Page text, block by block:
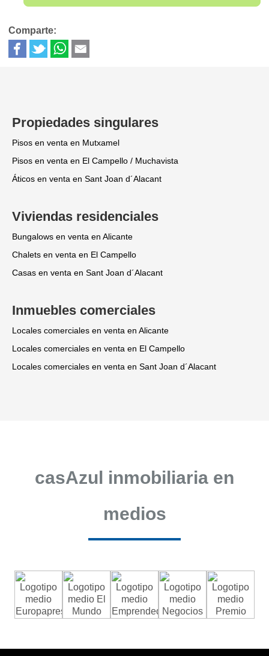
Comparte:
Propiedades singulares
Pisos en venta en Mutxamel
Pisos en venta en El Campello / Muchavista
Áticos en venta en Sant Joan d´Alacant
Viviendas residenciales
Bungalows en venta en Alicante
Chalets en venta en El Campello
Casas en venta en Sant Joan d´Alacant
Inmuebles comerciales
Locales comerciales en venta en Alicante
Locales comerciales en venta en El Campello
Locales comerciales en venta en Sant Joan d´Alacant
casAzul inmobiliaria en
medios